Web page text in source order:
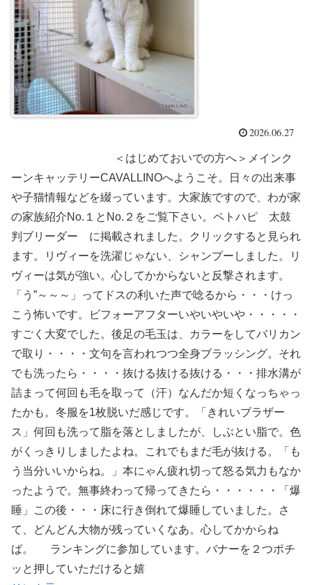
2026.06.27
＜はじめておいでの方へ＞メインク
ーンキャッテリーCAVALLINOへようこそ。日々の出来事
や子猫情報などを綴っています。大家族ですので、わが家
の家族紹介No.１とNo.２をご覧下さい。ペトハピ 太鼓
判ブリーダー に掲載されました。クリックすると見られ
ます。リヴィーを洗濯じゃない、シャンプーしました。リ
ヴィーは気が強い。心してかからないと反撃されます。
「う”～～～」ってドスの利いた声で唸るから・・・けっ
こう怖いです。ビフォーアフターいやいやいや・・・・・
すごく大変でした。後足の毛玉は、カラーをしてバリカン
で取り・・・・文句を言われつつ全身ブラッシング。それ
でも洗ったら・・・・抜ける抜ける抜ける・・・排水溝が
詰まって何回も毛を取って（汗）なんだか短くなっちゃっ
たかも。冬服を1枚脱いだ感じです。「きれいブラザー
ス」何回も洗って脂を落としましたが、しぶとい脂で。色
がくっきりしましたよね。これでもまだ毛が抜ける。「も
う当分いいからね。」本にゃん疲れ切って怒る気力もなか
ったようで。無事終わって帰ってきたら・・・・・・「爆
睡」この後・・・床に行き倒れて爆睡していました。さ
て、どんどん大物が残っていくなあ。心してかからね
ば。 ランキングに参加しています。バナーを２つポチ
ッと押していただけると嬉